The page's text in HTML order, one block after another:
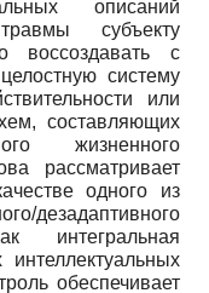
описаний
субъекту
воссоздавать с
систему
или
составляющих
жизненного
рассматривает
одного из
интегральная
интеллектуальных
обеспечивает